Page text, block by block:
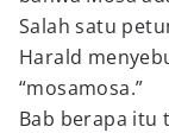
Salah satu
Harald
“mosamosa.”
Bab berapa itu